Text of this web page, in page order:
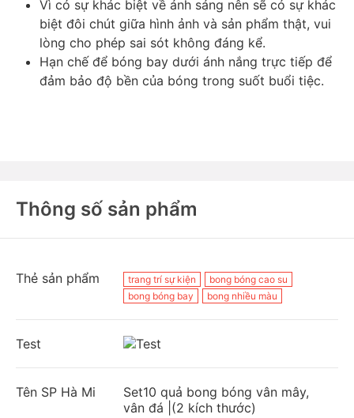
Vì có sự khác biệt về ánh sáng nên sẽ có sự khác
biệt đôi chút giữa hình ảnh và sản phẩm thật, vui
lòng cho phép sai sót không đáng kể.
Hạn chế để bóng bay dưới ánh nắng trực tiếp để
đảm bảo độ bền của bóng trong suốt buổi tiệc.
Thông số sản phẩm
Thẻ sản phẩm trang trí sự kiện
bong bóng cao su
bong bóng bay
bong nhiều màu
Test
Tên SP Hà Mi
Set10 quả bong bóng vân mây,
vân đá |(2 kích thước)